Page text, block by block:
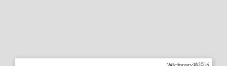
Wiktionary英語版